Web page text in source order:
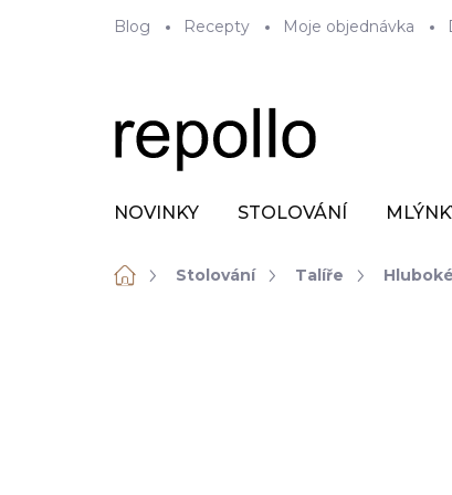
Blog Recepty Moje objednávka
NOVINKY STOLOVÁNÍ
DomůStolování Talíře Hluboké